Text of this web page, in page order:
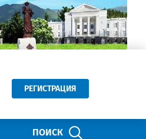
РЕГИСТРАЦИЯ
ПОИСК